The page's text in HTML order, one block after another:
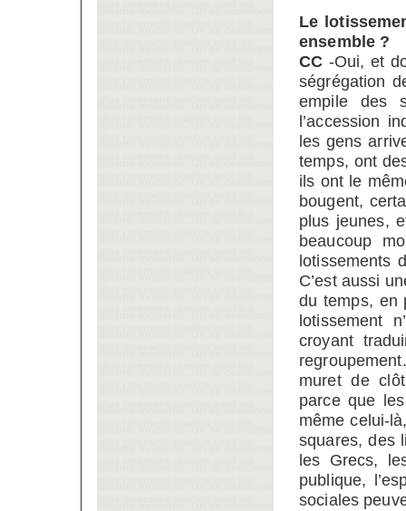
Le
ensemble ?
CC -Oui, et
ségrégation
empile des
l’accession
les gens
temps, ont
ils ont le
bougent,
plus jeunes,
beaucoup
lotissements
C’est aussi
du temps, en
lotissement
croyant
muret de
parce que
même celui-
squares, des
les Grecs,
publique,
sociales